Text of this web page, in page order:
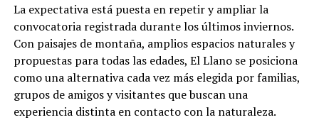
La expectativa está puesta en repetir y ampliar la
convocatoria registrada durante los últimos inviernos.
Con paisajes de montaña, amplios espacios naturales y
propuestas para todas las edades, El Llano se posiciona
como una alternativa cada vez más elegida por familias,
grupos de amigos y visitantes que buscan una
experiencia distinta en contacto con la naturaleza.